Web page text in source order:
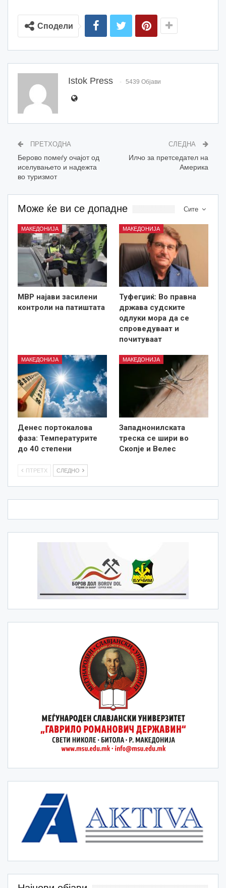
Сподели
Istok Press 5439 Објави
ПРЕТХОДНА
Берово помеѓу очајот од
иселувањето и надежта
во туризмот
СЛЕДНА
Илчо за претседател на
Америка
Сите
Може ќе ви се допадне
МАКЕДОНИЈА
МВР најави засилени
контроли на патиштата
МАКЕДОНИЈА
Туфегџиќ: Во правна
држава судските
одлуки мора да се
спроведуваат и
почитуваат
МАКЕДОНИЈА
Денес портокалова
фаза: Температурите
до 40 степени
МАКЕДОНИЈА
Западнонилската
треска се шири во
Скопје и Велес
ПТРЕТХ СЛЕДНО